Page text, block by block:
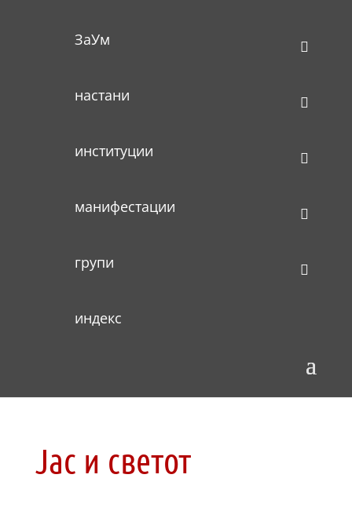
ЗаУм
настани
институции
манифестации
групи
индекс
Јас и светот